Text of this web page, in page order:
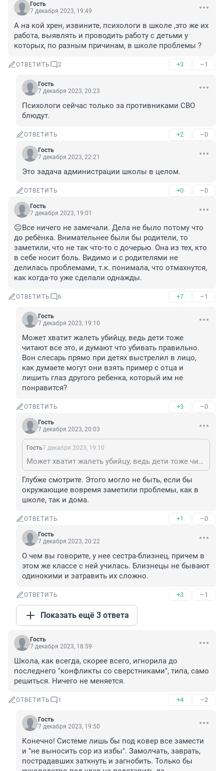
Гость
7 декабря 2023, 19:49
А на кой хрен, извините, психологи в школе ,это же их
работа, выявлять и проводить работу с детьми у
которых, по разным причинам, в школе проблемы ?
ОТВЕТИТЬ 2 +3 –1
Гость
7 декабря 2023, 20:23
Психологи сейчас только за противниками СВО
блюдут.
ОТВЕТИТЬ +2 –0
Гость
7 декабря 2023, 22:21
Это задача администрации школы в целом.
ОТВЕТИТЬ +0 –0
Гость
7 декабря 2023, 19:01
😐Все ничего не замечали. Дела не было потому что
до ребёнка. Внимательнее были бы родители, то
заметили, что не так что-то с дочерью. Она из тех, кто
в себе носит боль. Видимо и с родителями не
делилась проблемами, т.к. понимала, что отмахнутся,
как когда-то уже сделали однажды.
ОТВЕТИТЬ 6 +7 –1
Гость
7 декабря 2023, 19:10
Может хватит жалеть убийцу, ведь дети тоже
читают все это, и думают что убивать правильно.
Вон слесарь прямо при детях выстрелил в лицо,
как думаете могут они взять пример с отца и
лишить глаз другого ребенка, который им не
понравится?
ОТВЕТИТЬ +3 –0
Гость
7 декабря 2023, 20:03
Гость7 декабря 2023, 19:10
Может хватит жалеть убийцу, ведь дети тоже читают все это, и думают что убивать правильно. Вон слесарь прямо при детях выстрелил в лицо, как думаете могут они взять пример с отца и лишить глаз другого ребенка, который им не понравится?
Глубже смотрите. Этого могло не быть, если бы
окружающие вовремя заметили проблемы, как в
школе, так и дома.
ОТВЕТИТЬ +1 –0
Гость
7 декабря 2023, 20:22
О чем вы говорите, у нее сестра-близнец, причем в
этом же классе с ней училась. Близнецы не бывают
одинокими и затравить их сложно.
ОТВЕТИТЬ +3 –1
Показать ещё 3 ответа
Гость
7 декабря 2023, 18:59
Школа, как всегда, скорее всего, игнорила до
последнего "конфликты со сверстниками", типа, само
решиться. Ничего не меняется.
ОТВЕТИТЬ 1 +4 –2
Гость
7 декабря 2023, 19:50
Конечно! Системе лишь бы под ковер все замести
и "не выносить сор из избы". Замолчать, заврать,
пострадавших заткнуть и загнобить. Только бы